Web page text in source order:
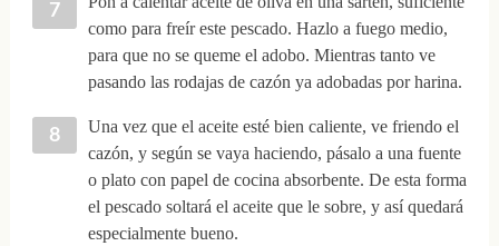
como para freír este pescado. Hazlo a fuego medio,
para que no se queme el adobo. Mientras tanto ve
pasando las rodajas de cazón ya adobadas por harina.
Una vez que el aceite esté bien caliente, ve friendo el
cazón, y según se vaya haciendo, pásalo a una fuente
o plato con papel de cocina absorbente. De esta forma
el pescado soltará el aceite que le sobre, y así quedará
especialmente bueno.